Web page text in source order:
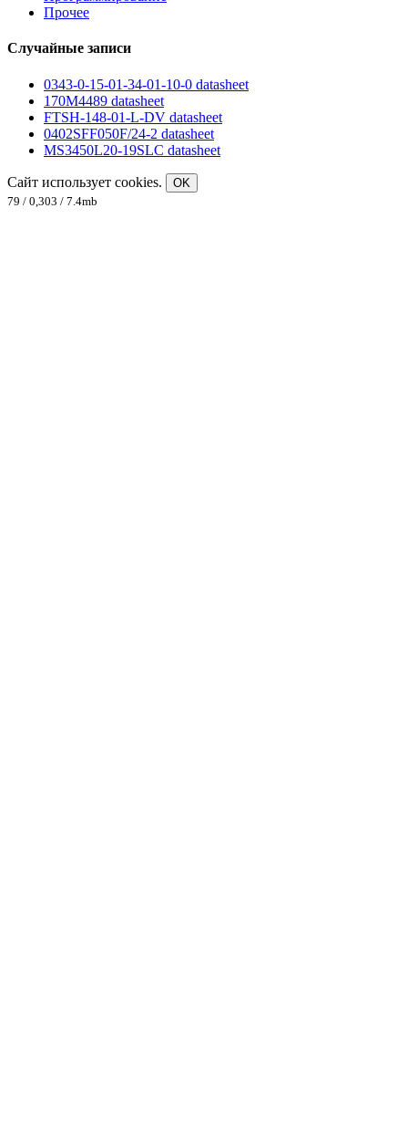
Прочее
Случайные записи
0343-0-15-01-34-01-10-0 datasheet
170M4489 datasheet
FTSH-148-01-L-DV datasheet
0402SFF050F/24-2 datasheet
MS3450L20-19SLC datasheet
Сайт использует cookies.
OK
79 / 0,303 / 7.4mb